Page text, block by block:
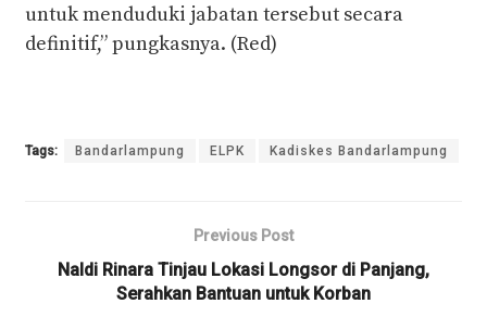
untuk menduduki jabatan tersebut secara
definitif,” pungkasnya. (Red)
Tags: Bandarlampung ELPK Kadiskes Bandarlampung
Previous Post
Naldi Rinara Tinjau Lokasi Longsor di Panjang,
Serahkan Bantuan untuk Korban